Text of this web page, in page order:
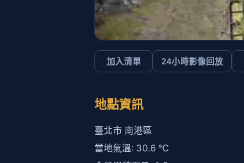
加入清單 24小時影像回放
地點資訊
臺北市 南港區
當地氣溫: 30.6 ℃